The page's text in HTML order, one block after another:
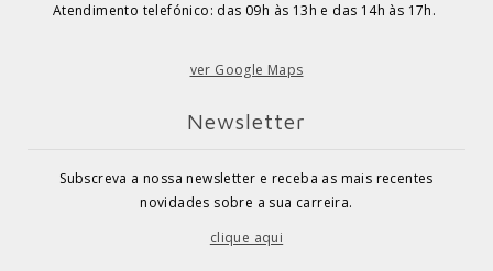
Atendimento telefónico: das 09h às 13h e das 14h às 17h.
ver Google Maps
Newsletter
Subscreva a nossa newsletter e receba as mais recentes
novidades sobre a sua carreira.
clique aqui